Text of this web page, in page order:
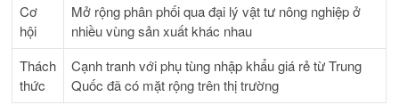
Cơ
hội
Mở rộng phân phối qua đại lý vật tư nông nghiệp ở
nhiều vùng sản xuất khác nhau
Thách
thức
Cạnh tranh với phụ tùng nhập khẩu giá rẻ từ Trung
Quốc đã có mặt rộng trên thị trường